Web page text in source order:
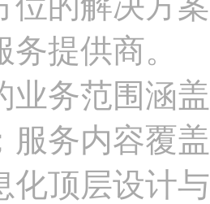
提供商。
范围涵盖
服务内容覆
化顶层设计